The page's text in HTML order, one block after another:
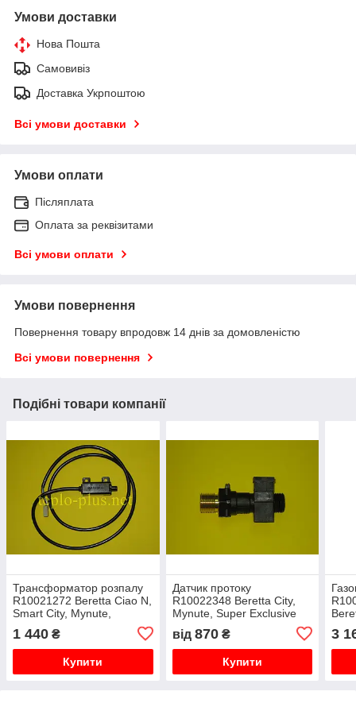
Умови доставки
Нова Пошта
Самовивіз
Доставка Укрпоштою
Всі умови доставки
Умови оплати
Післяплата
Оплата за реквізитами
Всі умови оплати
Умови повернення
Повернення товару впродовж 14 днів за домовленістю
Всі умови повернення
Подібні товари компанії
Трансформатор розпалу
R10021272 Beretta Ciao N,
Smart City, Mynute,
1 440 ₴
Купити
Датчик протоку
R10022348 Beretta City,
Mynute, Super Exclusive
від 870₴
Купити
3